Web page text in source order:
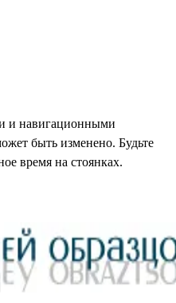
и навигационными
быть изменено. Будьте
время на стоянках.